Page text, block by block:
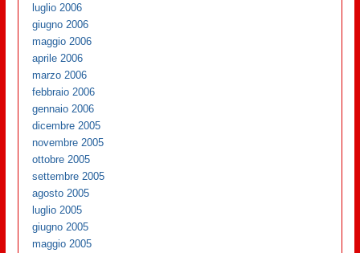
luglio 2006
giugno 2006
maggio 2006
aprile 2006
marzo 2006
febbraio 2006
gennaio 2006
dicembre 2005
novembre 2005
ottobre 2005
settembre 2005
agosto 2005
luglio 2005
giugno 2005
maggio 2005